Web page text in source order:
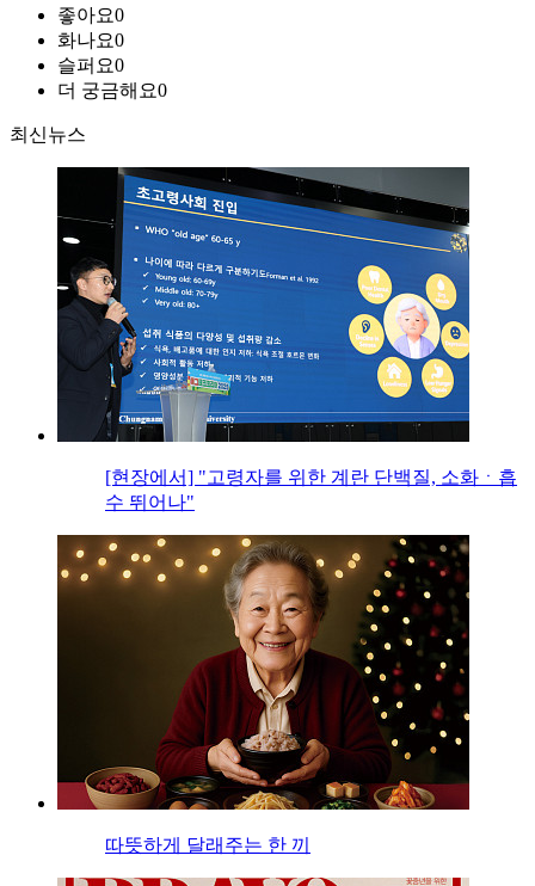
좋아요0
화나요0
슬퍼요0
더 궁금해요0
최신뉴스
[현장에서] "고령자를 위한 계란 단백질, 소화ㆍ흡
수 뛰어나"
따뜻하게 달래주는 한 끼